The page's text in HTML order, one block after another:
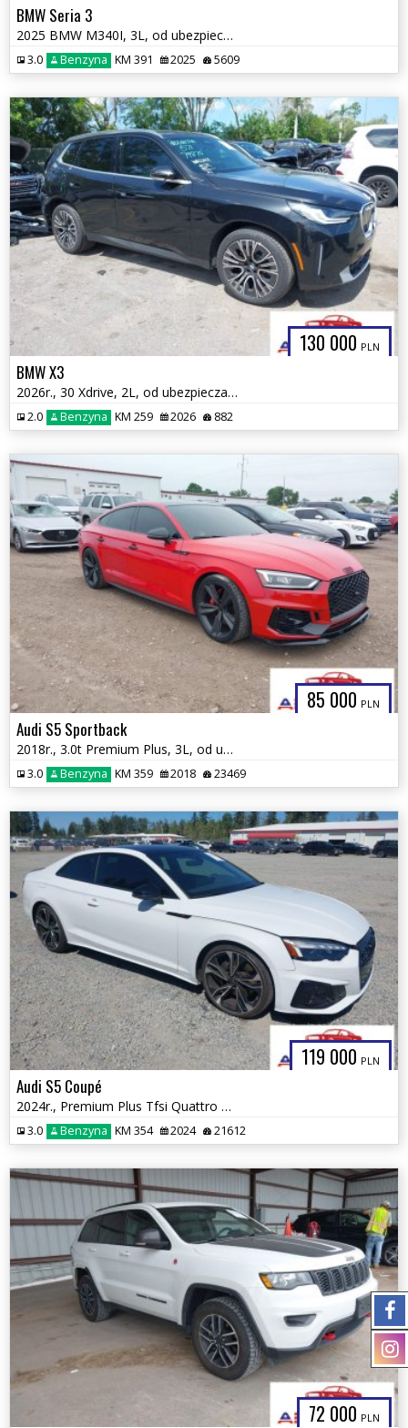
BMW Seria 3
2025 BMW M340I, 3L, od ubezpieczalni
3.0 Benzyna KM 391 2025 5609
130 000 PLN
BMW X3
2026r., 30 Xdrive, 2L, od ubezpieczalni
2.0 Benzyna KM 259 2026 882
85 000 PLN
Audi S5 Sportback
2018r., 3.0t Premium Plus, 3L, od ubezpieczalni
3.0 Benzyna KM 359 2018 23469
119 000 PLN
Audi S5 Coupé
2024r., Premium Plus Tfsi Quattro Tiptronic, 3L, od ubezpieczalni
3.0 Benzyna KM 354 2024 21612
72 000 PLN